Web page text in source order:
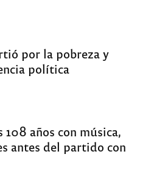
por la pobreza y
política
años con música,
antes del partido con